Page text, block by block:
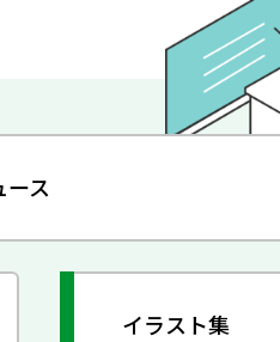
ース
イラスト集